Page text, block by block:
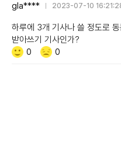
gla**** 2023-07-10
하루에 3개 기사나 쓸 정도로
받아쓰기 기사인가?
Like/Dislike
공
0
비
0